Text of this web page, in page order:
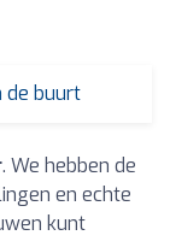
de buurt
. We hebben de
en echte
kunt